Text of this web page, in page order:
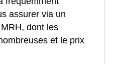
assurer via un
dont les
et le prix